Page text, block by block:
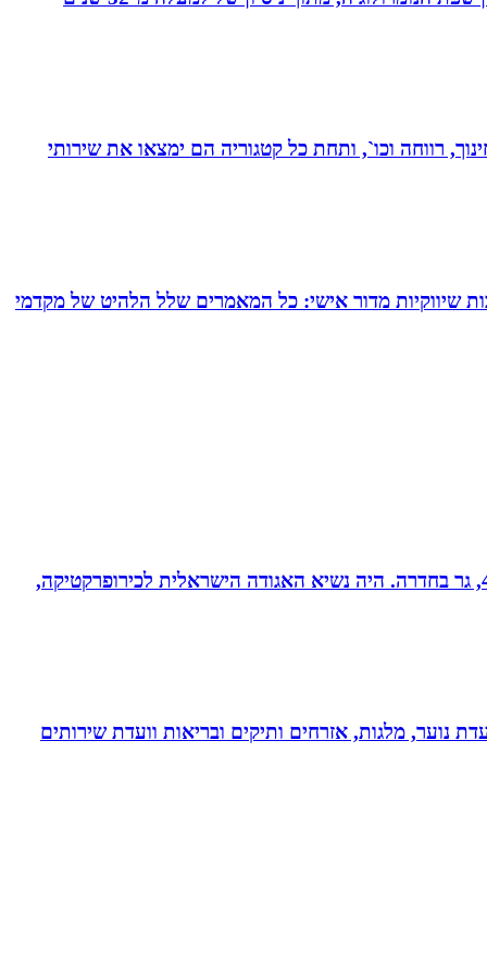
רווחה וכו`, ותחת כל קטגוריה הם ימצאו את שירותי
של עד 24 מאמרי תוכן המרת כל תשובותיך לכתבות שיווקיות מדור אישי: כל המאמרים שלל הלהיט של מקדמי
ד”ר רונן מנדי, כירופרקט 28 שנים בחדרה וברמת אביב, מומחה לטיפול כירופרקטי באוטיזם ובתפקודי מוח. נשוי לרחל + 4, גר בחדרה. היה נשיא האגודה הישראלית לכירופרקטיקה,
נוער, מלגות, אזרחים ותיקים ובריאות וועדת שירותים